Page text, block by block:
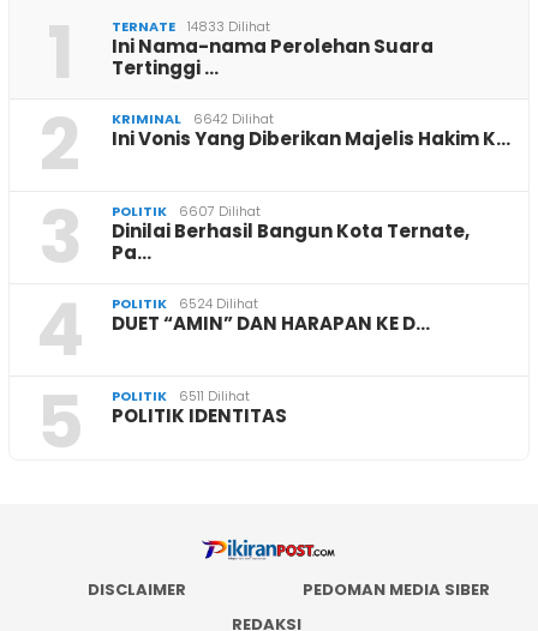
1 TERNATE 14833 Dilihat
Ini Nama-nama Perolehan Suara
Tertinggi …
2 KRIMINAL 6642 Dilihat
Ini Vonis Yang Diberikan Majelis Hakim K…
3 POLITIK 6607 Dilihat
Dinilai Berhasil Bangun Kota Ternate,
Pa…
4 POLITIK 6524 Dilihat
DUET “AMIN” DAN HARAPAN KE D…
5 POLITIK 6511 Dilihat
POLITIK IDENTITAS
DISCLAIMER
PEDOMAN MEDIA SIBER
REDAKSI